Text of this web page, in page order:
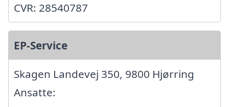
CVR: 28540787
EP-Service
Skagen Landevej 350, 9800 Hjørring
Ansatte: